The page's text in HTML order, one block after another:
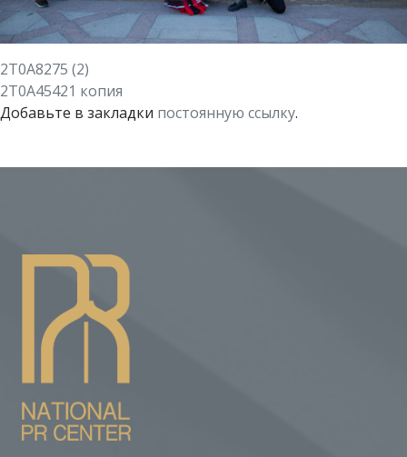
2T0A8275 (2)
2T0A45421 копия
Добавьте в закладки постоянную ссылку.